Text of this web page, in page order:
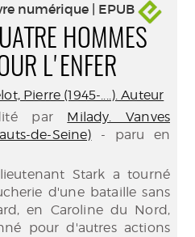
numérique | EPUB
HOMMES
L'ENFER
Pierre (1945-....). Auteur
par Milady. Vanves
de-Seine) - paru en
Stark a tourné
d'une bataille sans
en Caroline du Nord,
pour d'autres actions